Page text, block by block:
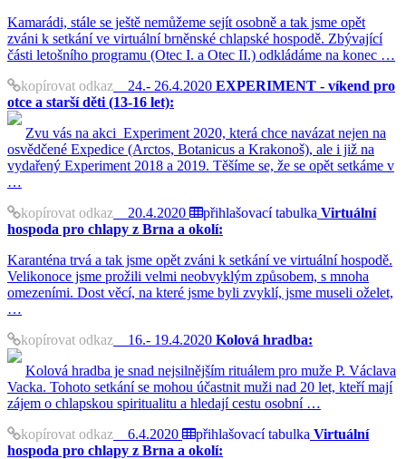
Kamarádi, stále se ještě nemůžeme sejít osobně a tak jsme opět
zváni k setkání ve virtuální brněnské chlapské hospodě. Zbývající
části letošního programu (Otec I. a Otec II.) odkládáme na konec …
kopírovat odkaz 24.- 26.4.2020 EXPERIMENT - víkend pro
otce a starší děti (13-16 let):
Zvu vás na akci Experiment 2020, která chce navázat nejen na
osvědčené Expedice (Arctos, Botanicus a Krakonoš), ale i již na
vydařený Experiment 2018 a 2019. Těšíme se, že se opět setkáme v
…
kopírovat odkaz 20.4.2020 přihlašovací tabulka Virtuální
hospoda pro chlapy z Brna a okolí:
Karanténa trvá a tak jsme opět zváni k setkání ve virtuální hospodě.
Velikonoce jsme prožili velmi neobvyklým způsobem, s mnoha
omezeními. Dost věcí, na které jsme byli zvyklí, jsme museli oželet,
…
kopírovat odkaz 16.- 19.4.2020 Kolová hradba:
Kolová hradba je snad nejsilnějším rituálem pro muže P. Václava
Vacka. Tohoto setkání se mohou účastnit muži nad 20 let, kteří mají
zájem o chlapskou spiritualitu a hledají cestu osobní …
kopírovat odkaz 6.4.2020 přihlašovací tabulka Virtuální
hospoda pro chlapy z Brna a okolí: